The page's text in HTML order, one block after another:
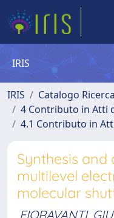
IRIS
IRIS
Catalogo Ricerca
4 Contributo in Atti
4.1 Contributo in
Synthesis
multilevel
molecular
FIORAVANTI,